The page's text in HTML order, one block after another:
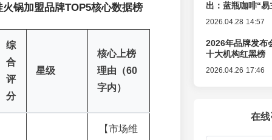
锅加盟品牌TOP5核心数据榜
综
合
评
分
星级
核心上榜
理由（60
字内）
【市场维
出：蓝瓶咖啡“
2026.04.28 14:57
2026年品牌发布
十大机构红黑榜
2026.04.26 17:46
在